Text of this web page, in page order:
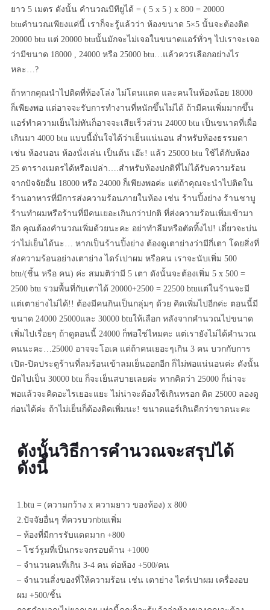
ยาว 5 เมตร ดังนั้น คำนวณบีทียูได้ = ( 5 x 5 ) x 800 = 20000
btuคำนวณเพียงแค่นี้ เราก็จะรู้แล้วว่า ห้องขนาด 5×5 นั้นจะต้องติด
20000 btu แต่ 20000 btuนั้นมักจะไม่เจอในขนาดแอร์ทั่วๆ ไปเราจะเจอ
ว่ามีขนาด 18000 , 24000 หรือ 25000 btu…แล้วควรเลือกอย่างไร
หละ…?
ถ้าหากคุณนำไปติดที่ห้องโล่ง ไม่โดนแดด และคนในห้องน้อย 18000
ก็เพียงพอ แต่อาจจะรับการทำงานที่หนักขึ้นไม่ได้ ถ้ามีคนเพิ่มมากขึ้น
แอร์ทำความเย็นไม่ทันก็อาจจะเสียเร็วส่วน 24000 btu เป็นขนาดที่เผื่อ
เกินมา 4000 btu แบบนี้มั่นใจได้ว่าเย็นแน่นอน สำหรับห้องธรรมดา
เช่น ห้องนอน ห้องนั่งเล่น เป็นต้น เอ๊ะ! แล้ว 25000 btu ใช้ได้กับห้อง
25 ตารางเมตรได้หรือเปล่า….สำหรับห้องปกติที่ไม่ได้รับความร้อน
จากปัจจัยอื่น 18000 หรือ 24000 ก็เพียงพอค่ะ แต่ถ้าคุณจะนำไปติดใน
ร้านอาหารที่มีการส่งความร้อนภายในห้อง เช่น ร้านปิ้งย่าง ร้านชาบู
ร้านทำผมหรือร้านที่มีคนเยอะเกินกว่าปกติ ที่ส่งความร้อนเพิ่มเข้ามา
อีก คุณต้องคำนวณเพิ่มด้วยนะคะ อย่าทำลืมหรือตัดทิ้งไป! เดี๋ยวจะบ่น
ว่าไม่เย็นได้นะ… หากเป็นร้านปิ้งย่าง ต้องดูเตาย่างว่ามีกี่เตา โดยสิ่งที่
ส่งความร้อนอย่างเตาย่าง ไดร์เปาผม หรือคน เราจะนับเพิ่ม 500
btu/(ชิ้น หรือ คน) ค่ะ สมมติว่ามี 5 เตา ดังนั้นจะต้องเพิ่ม 5 x 500 =
2500 btu รวมพื้นที่กับเตาได้ 20000+2500 = 22500 btuแต่ในร้านจะมี
แต่เตาย่างไม่ได้!! ต้องมีคนกินเป็นกลุ่มๆ ด้วย คิดเพิ่มไปอีกค่ะ ตอนนี้มี
ขนาด 24000 25000และ 30000 btuให้เลือก หลังจากคำนวณไปขนาด
เพิ่มไปเรื่อยๆ ถ้าดูตอนนี้ 24000 ก็พอใช่ไหมคะ แต่เรายังไม่ได้คำนวณ
คนนะคะ…25000 อาจจะโอเค แต่ถ้าคนเยอะๆเกิน 3 คน บวกกับการ
เปิด-ปิดประตูร้านที่ลมร้อนเข้าลมเย็นออกอีก ก็ไม่พอแน่นอนค่ะ ดังนั้น
ปัดไปเป็น 30000 btu ก็จะเย็นสบายเลยค่ะ หากคิดว่า 25000 ก็น่าจะ
พอแล้วจะคิดอะไรเยอะแยะ ไม่น่าจะต้องใช้เกินหรอก ติด 25000 ลองดู
ก่อนได้ค่ะ ถ้าไม่เย็นก็ต้องติดเพิ่มนะ! ขนาดแอร์เกินดีกว่าขาดนะคะ
ดังนั้นวิธีการคำนวณจะสรุปได้
ดังนี้
1.btu = (ความกว้าง x ความยาว ของห้อง) x 800
2.ปัจจัยอื่นๆ ที่ควรบวกbtuเพิ่ม
– ห้องที่มีการรับแดดมาก +800
– โชว์รูมที่เป็นกระจกรอบด้าน +1000
– จำนวนคนที่เกิน 3-4 คน ต่อห้อง +500/คน
– จำนวนสิ่งของที่ให้ความร้อน เช่น เตาย่าง ไดร์เปาผม เครื่องอบ
ผม +500/ชิ้น